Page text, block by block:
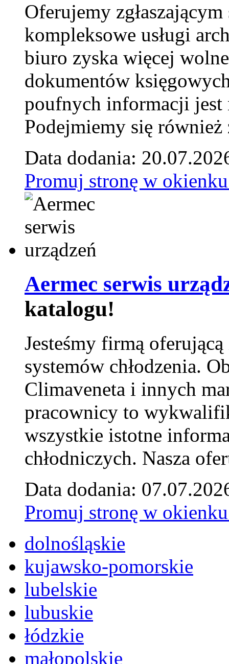
Oferujemy
kompleksowe usługi
biuro zyska więcej
dokumentów
poufnych informacji jest
Podejmiemy się
Data dodania:
Promuj stronę w
Aermec serwis
katalogu!
Jesteśmy firmą
systemów chłodzenia.
Climaveneta i innych
pracownicy to
wszystkie istotne
chłodniczych. Nasza
Data dodania:
Promuj stronę w
dolnośląskie
kujawsko-pomorskie
lubelskie
lubuskie
łódzkie
małopolskie